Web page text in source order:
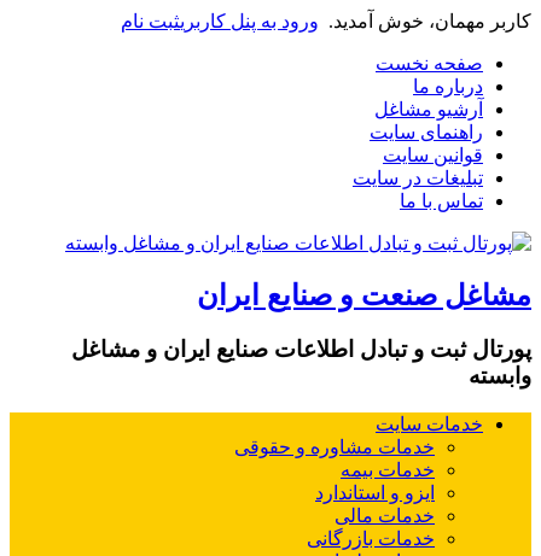
کاربر مهمان، خوش آمدید. ورود به پنل کاربریثبت نام
صفحه نخست
درباره ما
آرشیو مشاغل
راهنمای سایت
قوانین سایت
تبلیغات در سایت
تماس با ما
مشاغل صنعت و صنایع ایران
پورتال ثبت و تبادل اطلاعات صنایع ایران و مشاغل
وابسته
خدمات سایت
خدمات مشاوره و حقوقی
خدمات بیمه
ایزو و استاندارد
خدمات مالی
خدمات بازرگانی